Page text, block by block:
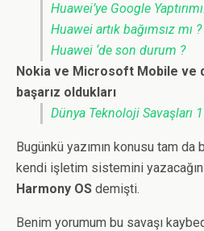
Huawei’ye Google
Huawei artık bağımsız mı ?
Huawei ‘de son durum ?
Nokia ve Microsoft Mobile ve
başarız oldukları
Dünya Teknoloji Savaşları 1
Bugünkü yazımın konusu tam da
kendi işletim sistemini
Harmony OS demişti.
Benim yorumum bu savaşı